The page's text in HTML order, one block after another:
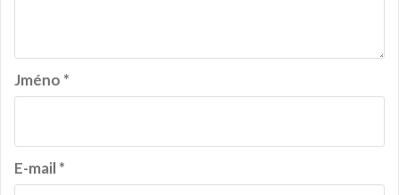
s
p
v
e
Jméno *
E-mail*